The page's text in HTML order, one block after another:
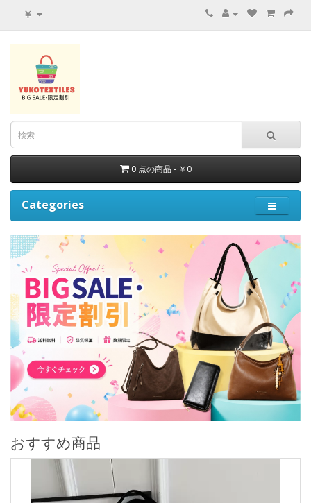
￥
0 点の商品 - ￥0
Categories
おすすめ商品